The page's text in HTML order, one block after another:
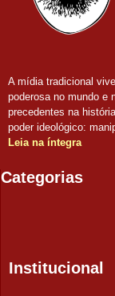
A mídia tradicional
poderosa no mundo e
precedentes na
poder ideológico:
Leia na íntegra
Categorias
Institucional